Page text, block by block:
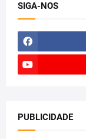
SIGA-NOS
PUBLICIDADE